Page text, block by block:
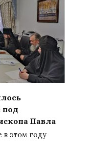
под
Павла
в этом году